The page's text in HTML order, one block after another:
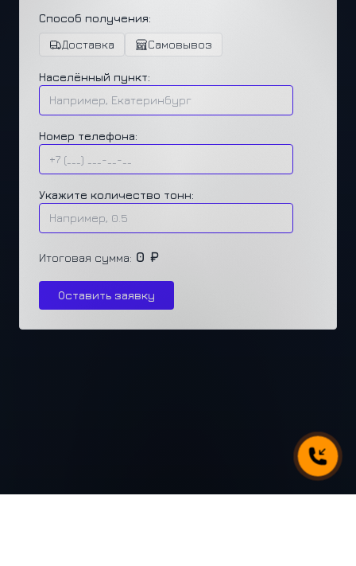
Способ получения:
Доставка
Самовывоз
Населённый пункт:
Номер телефона:
Укажите количество тонн:
Итоговая сумма: 0 ₽
Оставить заявку